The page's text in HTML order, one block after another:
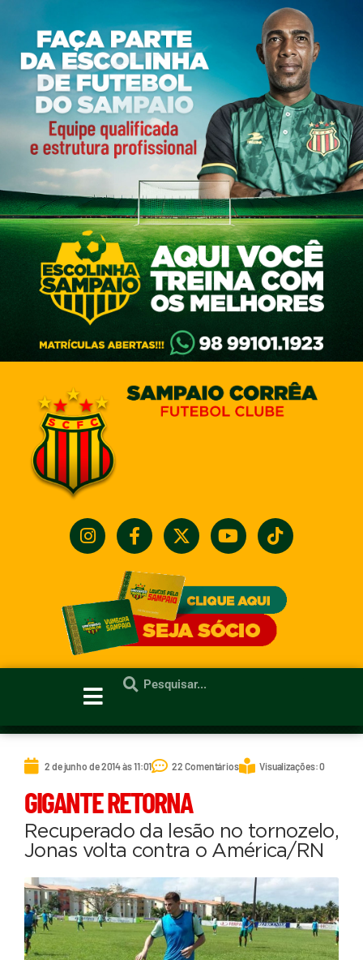
2 de junho de 2014 às 11:01 22 Comentários Visualizações: 0
GIGANTE RETORNA
Recuperado da lesão no tornozelo,
Jonas volta contra o América/RN